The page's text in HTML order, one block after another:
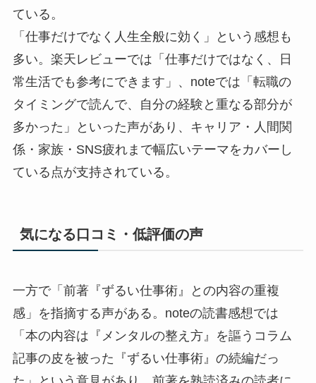
ている。
「仕事だけでなく人生全般に効く」という感想も
多い。楽天レビューでは「仕事だけではなく、日
常生活でも参考にできます」、noteでは「転職の
タイミングで読んで、自分の経験と重なる部分が
多かった」といった声があり、キャリア・人間関
係・家族・SNS疲れまで幅広いテーマをカバーし
ている点が支持されている。
気になる口コミ・低評価の声
一方で「前著『ずるい仕事術』との内容の重複
感」を指摘する声がある。noteの読書感想では
「本の内容は『メンタルの整え方』を謳うコラム
記事の皮を被った『ずるい仕事術』の続編だっ